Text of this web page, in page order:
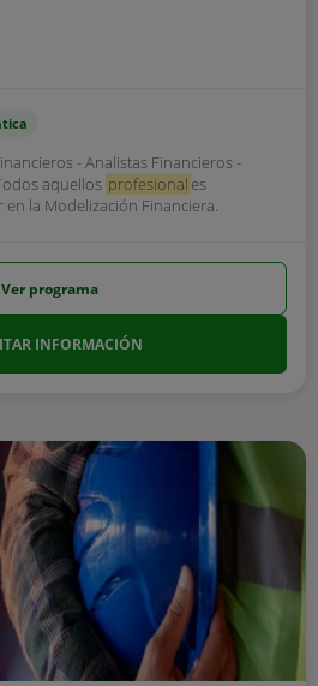
- Analistas Financieros -
aquellos profesional es
la Modelización Financiera.
Ver programa
INFORMACIÓN